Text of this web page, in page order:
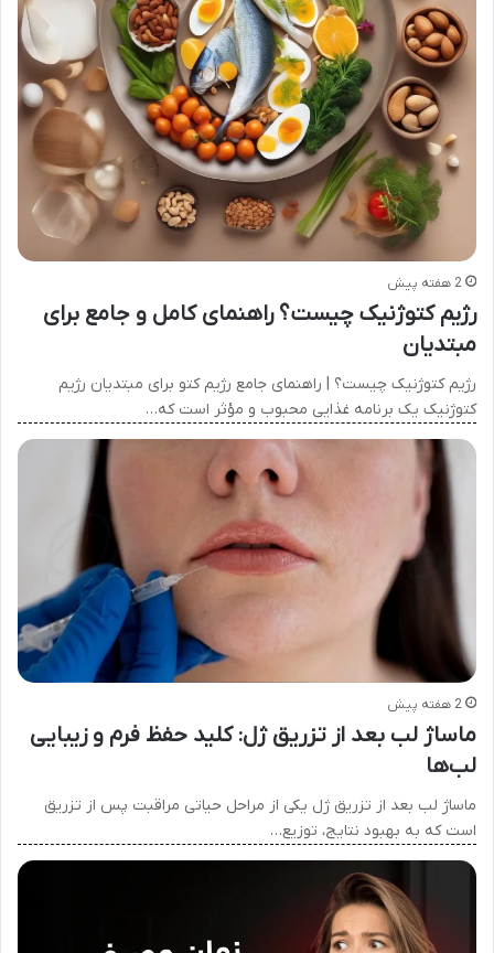
2 هفته پیش
رژیم کتوژنیک چیست؟ راهنمای کامل و جامع برای
مبتدیان
رژیم کتوژنیک چیست؟ | راهنمای جامع رژیم کتو برای مبتدیان رژیم
کتوژنیک یک برنامه غذایی محبوب و مؤثر است که…
2 هفته پیش
ماساژ لب بعد از تزریق ژل: کلید حفظ فرم و زیبایی
لب‌ها
ماساژ لب بعد از تزریق ژل یکی از مراحل حیاتی مراقبت پس از تزریق
است که به بهبود نتایج، توزیع…